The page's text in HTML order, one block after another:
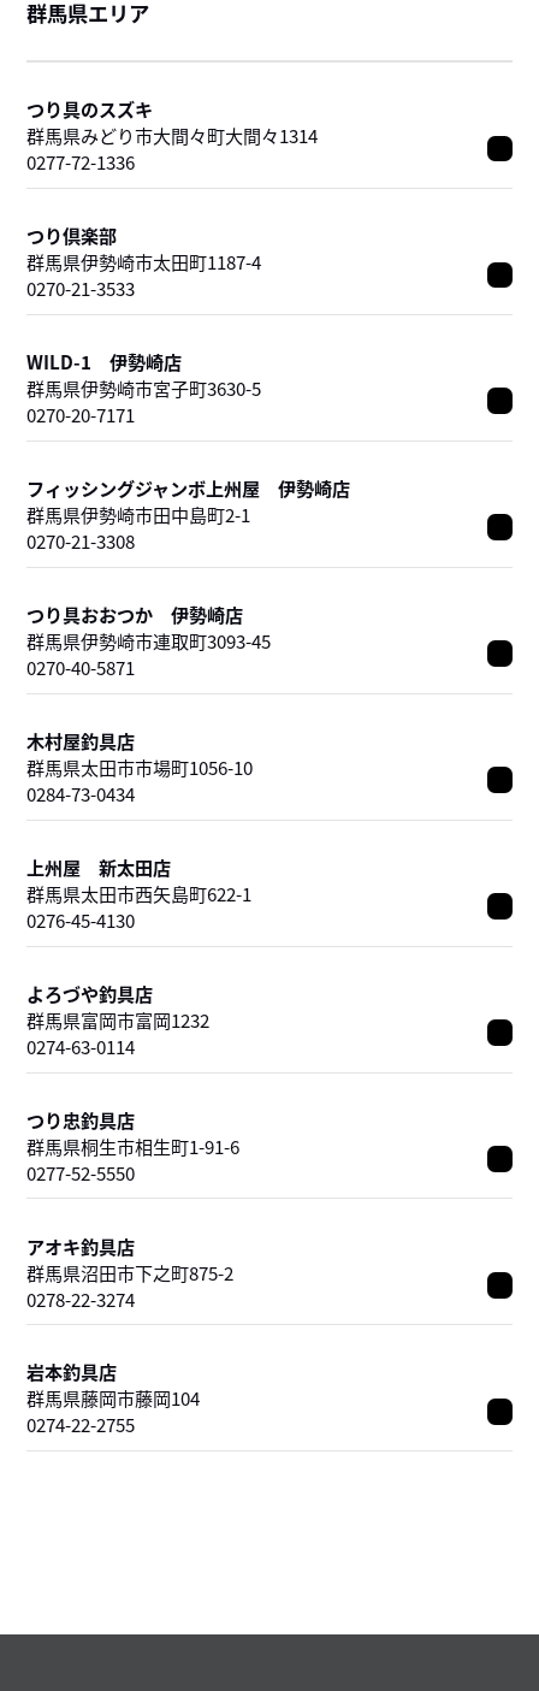
群馬県エリア
つり具のスズキ
群馬県みどり市大間々町大間々1314
0277-72-1336
つり倶楽部
群馬県伊勢崎市太田町1187-4
0270-21-3533
WILD-1 伊勢崎店
群馬県伊勢崎市宮子町3630-5
0270-20-7171
フィッシングジャンボ上州屋 伊勢崎店
群馬県伊勢崎市田中島町2-1
0270-21-3308
つり具おおつか 伊勢崎店
群馬県伊勢崎市連取町3093-45
0270-40-5871
木村屋釣具店
群馬県太田市市場町1056-10
0284-73-0434
上州屋 新太田店
群馬県太田市西矢島町622-1
0276-45-4130
よろづや釣具店
群馬県富岡市富岡1232
0274-63-0114
つり忠釣具店
群馬県桐生市相生町1-91-6
0277-52-5550
アオキ釣具店
群馬県沼田市下之町875-2
0278-22-3274
岩本釣具店
群馬県藤岡市藤岡104
0274-22-2755